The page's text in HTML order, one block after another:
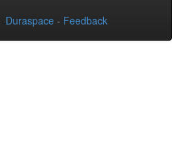
Duraspace - Feedback